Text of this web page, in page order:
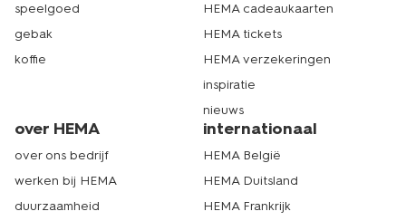
speelgoed
gebak
koffie
HEMA cadeaukaarten
HEMA tickets
HEMA verzekeringen
inspiratie
nieuws
over HEMA
over ons bedrijf
werken bij HEMA
duurzaamheid
internationaal
HEMA België
HEMA Duitsland
HEMA Frankrijk